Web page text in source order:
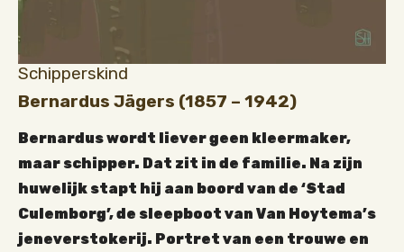
Schipperskind
Bernardus Jägers (1857 – 1942)
Bernardus wordt liever geen kleermaker,
maar schipper. Dat zit in de familie. Na zijn
huwelijk stapt hij aan boord van de ‘Stad
Culemborg’, de sleepboot van Van Hoytema’s
jeneverstokerij. Portret van een trouwe en